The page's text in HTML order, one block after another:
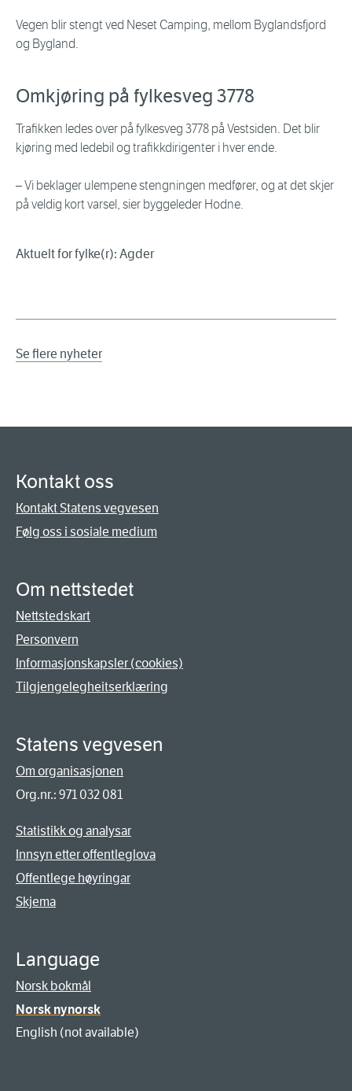
Vegen blir stengt ved Neset Camping, mellom Byglandsfjord
og Bygland.
Omkjøring på fylkesveg 3778
Trafikken ledes over på fylkesveg 3778 på Vestsiden. Det blir
kjøring med ledebil og trafikkdirigenter i hver ende.
– Vi beklager ulempene stengningen medfører, og at det skjer
på veldig kort varsel, sier byggeleder Hodne.
Aktuelt for fylke(r): Agder
Se flere nyheter
Kontakt oss
Kontakt Statens vegvesen
Følg oss i sosiale medium
Om nettstedet
Nettstedskart
Personvern
Informasjonskapsler (cookies)
Tilgjengelegheitserklæring
Statens vegvesen
Om organisasjonen
Org.nr.: 971 032 081
Statistikk og analysar
Innsyn etter offentleglova
Offentlege høyringar
Skjema
Language
Norsk bokmål
Norsk nynorsk
English (not available)